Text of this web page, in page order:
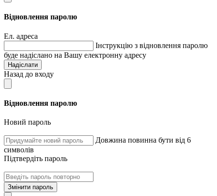
Відновлення паролю
Ел. адреса
Інструкцію з відновлення паролю
буде надіслано на Вашу електронну адресу
Надіслати
Назад до входу
Відновлення паролю
Новий пароль
Довжина повинна бути від 6
символів
Підтвердіть пароль
Змінити пароль